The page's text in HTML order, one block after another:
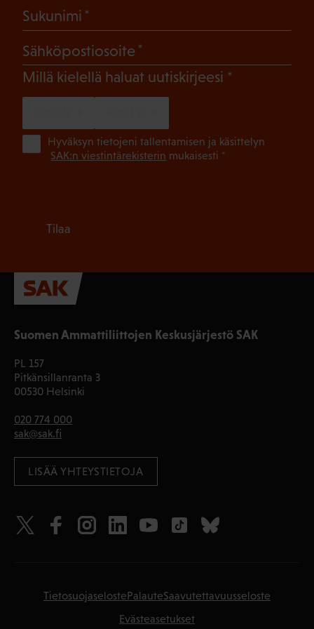
Suomen Ammattiliittojen Keskusjärjestö SAK
PL 157
Pitkänsillanranta 3
00530 Helsinki
020 774 000
sak@sak.fi
LISÄÄ YHTEYSTIETOJA
Sukunimi
Sähköpostiosoite
Millä kielellä haluat uutiskirjeesi (Pakollinen)
Hyväksyn tietojeni tallentamisen ja käsittelyn
SAK:n viestintärekisterin mukaisesti *
Tilaa
TietosuojaselostePalauteSaavutettavuusseloste
Evästeasetukset